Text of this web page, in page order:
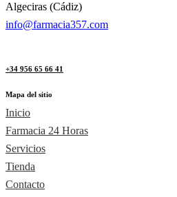
Algeciras (Cádiz)
info@farmacia357.com
+34 956 65 66 41
Mapa del sitio
Inicio
Farmacia 24 Horas
Servicios
Tienda
Contacto